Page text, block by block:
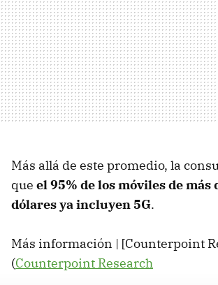
Más allá de este promedio, la
que el 95% de los móviles de más
dólares ya incluyen 5G.
Más información | [Counterpoint
(Counterpoint Research